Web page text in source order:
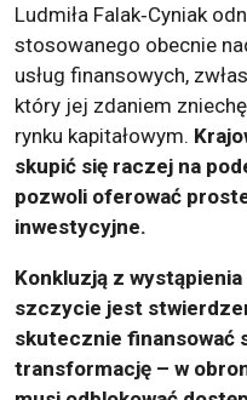
Ludmiła Falak‑Cyniak
stosowanego obecnie
usług finansowych,
który jej zdaniem
rynku kapitałowym.
skupić się raczej na
pozwoli oferować
inwestycyjne.
Konkluzją z
szczycie jest
skutecznie finansować
transformację – w